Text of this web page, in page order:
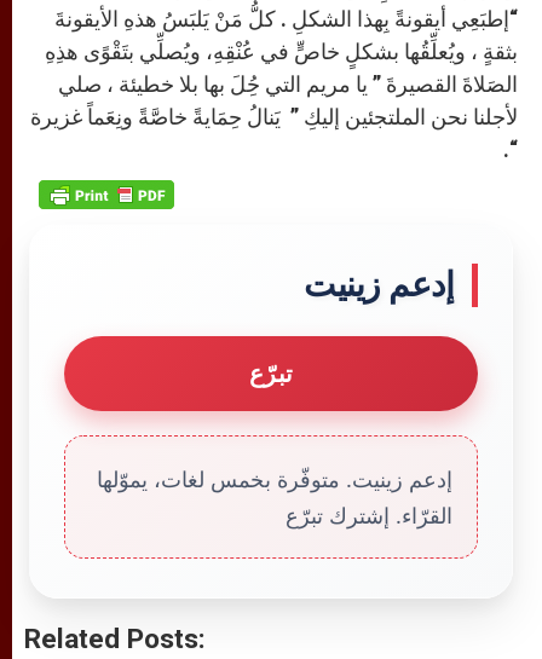
“إطبَعِي أيقونةً بِهذا الشكلِ . كلُّ مَنْ يَلبَسُ هذهِ الأيقونةَ
بثقةٍ ، ويُعلِّقُها بشكلٍ خاصٍّ في عُنْقِهِ، ويُصلِّي بتَقْوًى هذِهِ
الصَلاةَ القصيرةَ ” يا مريم التي حُِلَ بها بلا خطيئة ، صلي
لأجلنا نحن الملتجئين إليكِ ” يَنالُ حِمَايةً خاصَّةً ونِعَماً غزيرة
“.
إدعم زينيت
تبرّع
إدعم زينيت. متوفّرة بخمس لغات، يموّلها
القرّاء. إشترك تبرّع
Related Posts: